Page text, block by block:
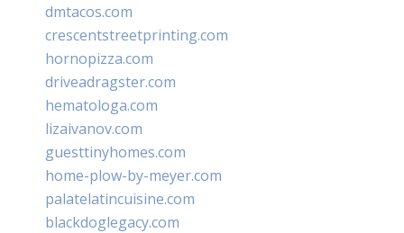
dmtacos.com
crescentstreetprinting.com
hornopizza.com
driveadragster.com
hematologa.com
lizaivanov.com
guesttinyhomes.com
home-plow-by-meyer.com
palatelatincuisine.com
blackdoglegacy.com